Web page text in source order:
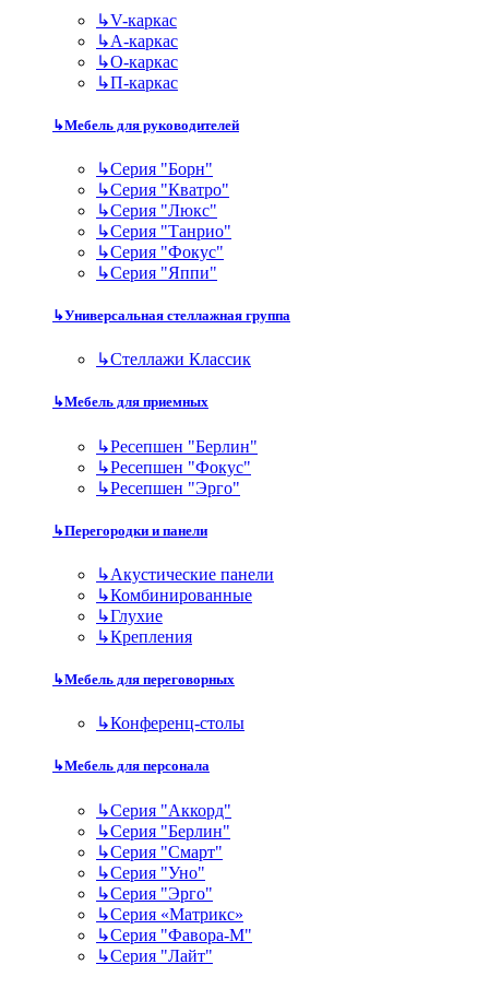
↳V-каркас
↳А-каркас
↳О-каркас
↳П-каркас
↳Мебель для руководителей
↳Серия "Борн"
↳Серия "Кватро"
↳Серия "Люкс"
↳Серия "Танрио"
↳Серия "Фокус"
↳Серия "Яппи"
↳Универсальная стеллажная группа
↳Стеллажи Классик
↳Мебель для приемных
↳Ресепшен "Берлин"
↳Ресепшен "Фокус"
↳Ресепшен "Эрго"
↳Перегородки и панели
↳Акустические панели
↳Комбинированные
↳Глухие
↳Крепления
↳Мебель для переговорных
↳Конференц-столы
↳Мебель для персонала
↳Серия "Аккорд"
↳Серия "Берлин"
↳Серия "Смарт"
↳Серия "Уно"
↳Серия "Эрго"
↳Серия «Матрикс»
↳Серия "Фавора-М"
↳Серия "Лайт"